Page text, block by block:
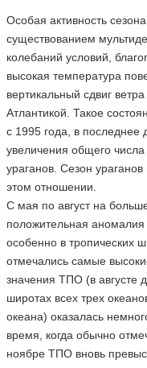
Особая активность
существованием
колебаний условий,
высокая температура
вертикальный сдвиг
Атлантикой. Такое
с 1995 года, в последнее
увеличения общего
ураганов. Сезон
этом отношении.
С мая по август на
положительная
особенно в тропических
отмечались самые
значения ТПО (в августе
широтах всех трех
океана) оказалась
время, когда обычно
ноябре ТПО вновь